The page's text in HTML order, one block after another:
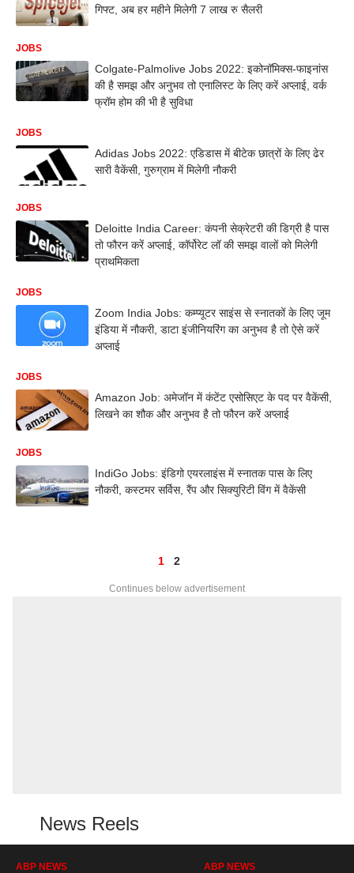
गिफ्ट, अब हर महीने मिलेगी 7 लाख रु सैलरी
JOBS
Colgate-Palmolive Jobs 2022: इकोनॉमिक्स-फाइनांस
की है समझ और अनुभव तो एनालिस्ट के लिए करें अप्लाई, वर्क
फ्रॉम होम की भी है सुविधा
JOBS
Adidas Jobs 2022: एडिडास में बीटेक छात्रों के लिए ढेर
सारी वैकेंसी, गुरुग्राम में मिलेगी नौकरी
JOBS
Deloitte India Career: कंपनी सेक्रेटरी की डिग्री है पास
तो फौरन करें अप्लाई, कॉर्पोरेट लॉ की समझ वालों को मिलेगी
प्राथमिकता
JOBS
Zoom India Jobs: कम्प्यूटर साइंस से स्नातकों के लिए जूम
इंडिया में नौकरी, डाटा इंजीनियरिंग का अनुभव है तो ऐसे करें
अप्लाई
JOBS
Amazon Job: अमेजॉन में कंटेंट एसोसिएट के पद पर वैकेंसी,
लिखने का शौक और अनुभव है तो फौरन करें अप्लाई
JOBS
IndiGo Jobs: इंडिगो एयरलाइंस में स्नातक पास के लिए
नौकरी, कस्टमर सर्विस, रैंप और सिक्युरिटी विंग में वैकेंसी
1 2
Continues below advertisement
News Reels
ABP NEWS ABP NEWS